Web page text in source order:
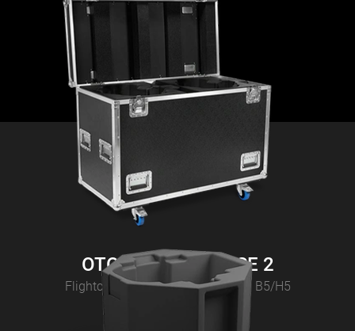
OTOS® H5/B5 CASE 2
Flightcase per 2x CAMEO OTOS® B5/H5